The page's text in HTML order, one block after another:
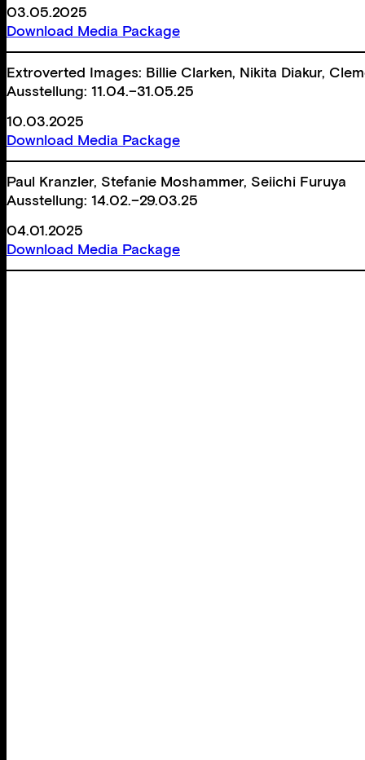
03.05.2025
Download Media Package
Extroverted Images: Billie Clarken, Nikita Diakur,
Ausstellung: 11.04.–31.05.25
10.03.2025
Download Media Package
Paul Kranzler, Stefanie Moshammer, Seiichi Furuya
Ausstellung: 14.02.–29.03.25
04.01.2025
Download Media Package